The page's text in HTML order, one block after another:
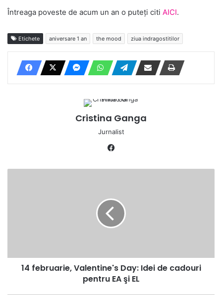
Întreaga poveste de acum un an o puteți citi AICI.
Etichete aniversare 1 an the mood ziua indragostitilor
Cristina Ganga
Jurnalist
EA
14 februarie, Valentine's Day: Idei de cadouri
pentru EA şi EL